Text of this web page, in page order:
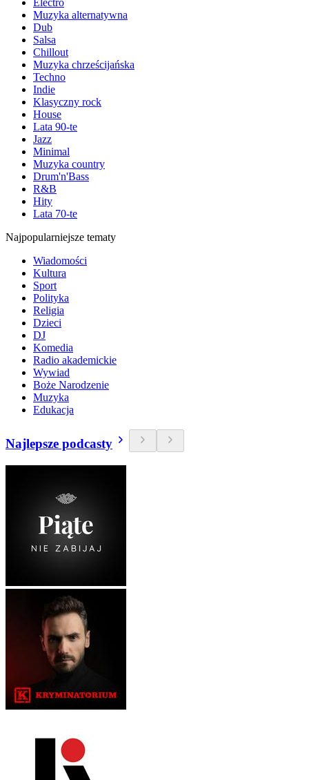
Electro
Muzyka alternatywna
Dub
Salsa
Chillout
Muzyka chrześcijańska
Techno
Indie
Klasyczny rock
House
Lata 90-te
Jazz
Minimal
Muzyka country
Drum'n'Bass
R&B
Hity
Lata 70-te
Najpopularniejsze tematy
Wiadomości
Kultura
Sport
Polityka
Religia
Dzieci
DJ
Komedia
Radio akademickie
Wywiad
Boże Narodzenie
Muzyka
Edukacja
Najlepsze podcasty